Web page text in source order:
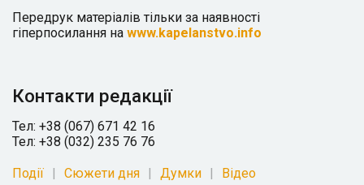
Передрук матеріалів тільки за наявності
гіперпосилання на www.kapelanstvo.info
Контакти редакції
Тел: +38 (067) 671 42 16
Тел: +38 (032) 235 76 76
Події Сюжети дня Думки Відео